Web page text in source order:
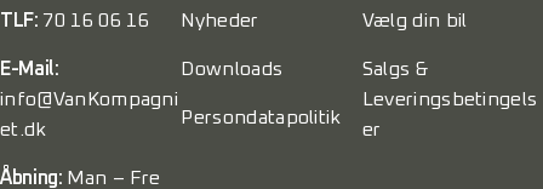
TLF: 70 16 06 16
E-Mail:
info@VanKompagni
et.dk
Åbning: Man – Fre
Nyheder
Downloads
Persondatapolitik
Vælg din bil
Salgs &
Leveringsbetingels
er